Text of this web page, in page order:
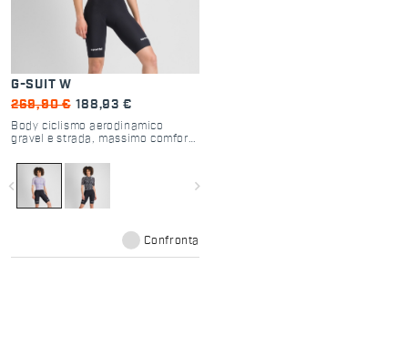
G-SUIT W
269,90 € 188,93 €
Body ciclismo aerodinamico
gravel e strada, massimo comfort
navigate_before navigate_next
Confronta